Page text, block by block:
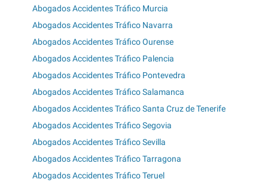
Abogados Accidentes Tráfico Murcia
Abogados Accidentes Tráfico Navarra
Abogados Accidentes Tráfico Ourense
Abogados Accidentes Tráfico Palencia
Abogados Accidentes Tráfico Pontevedra
Abogados Accidentes Tráfico Salamanca
Abogados Accidentes Tráfico Santa Cruz de Tenerife
Abogados Accidentes Tráfico Segovia
Abogados Accidentes Tráfico Sevilla
Abogados Accidentes Tráfico Tarragona
Abogados Accidentes Tráfico Teruel